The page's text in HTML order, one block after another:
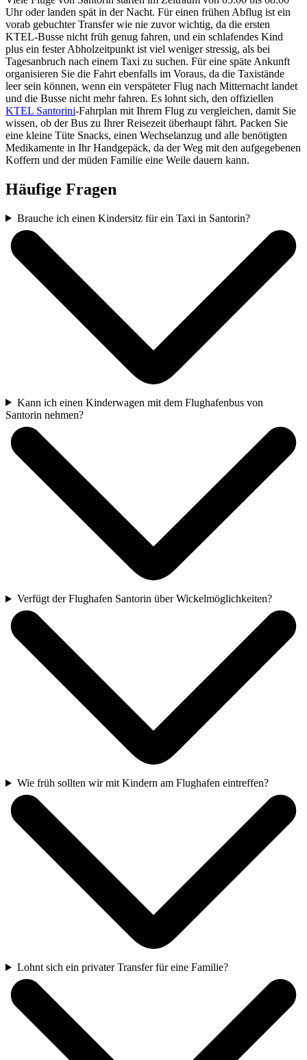
Uhr oder landen spät in der Nacht. Für einen frühen Abflug ist ein
vorab gebuchter Transfer wie nie zuvor wichtig, da die ersten
KTEL-Busse nicht früh genug fahren, und ein schlafendes Kind
plus ein fester Abholzeitpunkt ist viel weniger stressig, als bei
Tagesanbruch nach einem Taxi zu suchen. Für eine späte Ankunft
organisieren Sie die Fahrt ebenfalls im Voraus, da die Taxistände
leer sein können, wenn ein verspäteter Flug nach Mitternacht landet
und die Busse nicht mehr fahren. Es lohnt sich, den offiziellen
KTEL Santorini-Fahrplan mit Ihrem Flug zu vergleichen, damit Sie
wissen, ob der Bus zu Ihrer Reisezeit überhaupt fährt. Packen Sie
eine kleine Tüte Snacks, einen Wechselanzug und alle benötigten
Medikamente in Ihr Handgepäck, da der Weg mit den aufgegebenen
Koffern und der müden Familie eine Weile dauern kann.
Häufige Fragen
Brauche ich einen Kindersitz für ein Taxi in Santorin?
Kann ich einen Kinderwagen mit dem Flughafenbus von
Santorin nehmen?
Verfügt der Flughafen Santorin über Wickelmöglichkeiten?
Wie früh sollten wir mit Kindern am Flughafen eintreffen?
Lohnt sich ein privater Transfer für eine Familie?